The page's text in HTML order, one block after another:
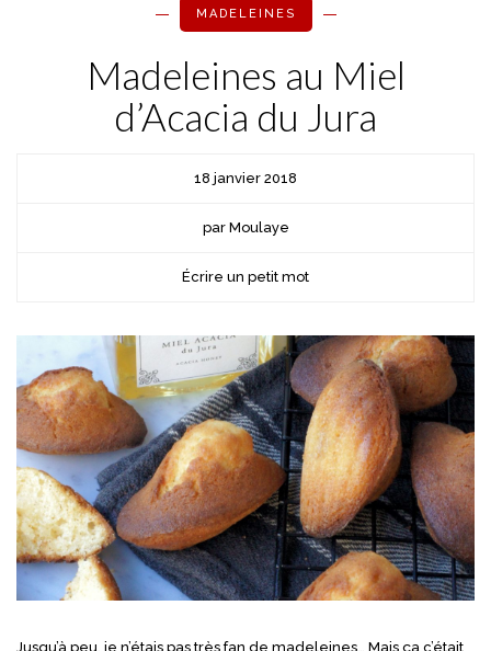
MADELEINES
Madeleines au Miel
d’Acacia du Jura
18 janvier 2018
par Moulaye
Écrire un petit mot
Jusqu’à peu, je n’étais pas très fan de madeleines… Mais ça c’était